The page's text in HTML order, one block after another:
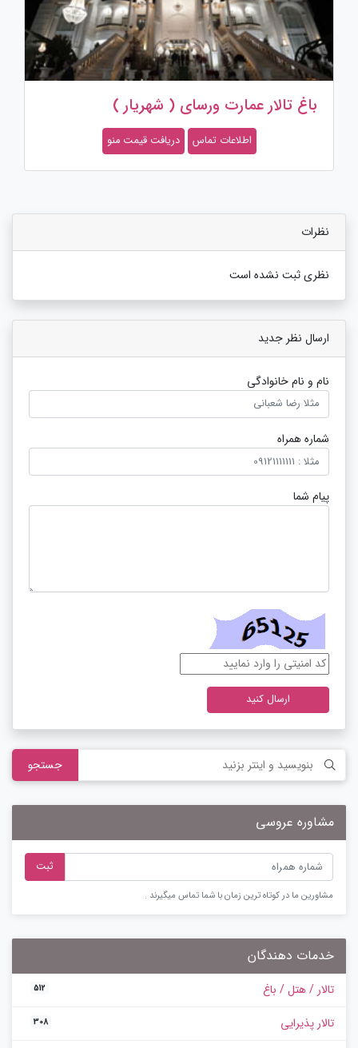
باغ تالار عمارت ورسای ( شهریار )
اطلاعات تماس دریافت قیمت منو
نظرات
نظری ثبت نشده است
ارسال نظر جدید
نام و نام خانوادگی
شماره همراه
پیام شما
ارسال کنید
جستجو
مشاوره عروسی
ثبت
مشاورین ما در کوتاه ترین زمان با شما تماس میگیرند .
خدمات دهندگان
تالار / هتل / باغ 512
تالار پذیرایی 308